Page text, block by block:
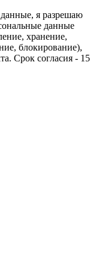
я разрешаю
данные
хранение,
блокирование),
Срок согласия - 15